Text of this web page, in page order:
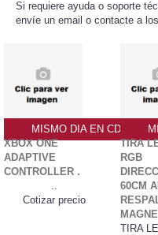
Si requiere ayuda o soporte
envíe un email o contacte a
MISMO DIA EN CDMX
XBOX ONE
ADAPTIVE
CONTROLLER .
..
Cotizar precio
TIRA
RGB
60CM
TIRA